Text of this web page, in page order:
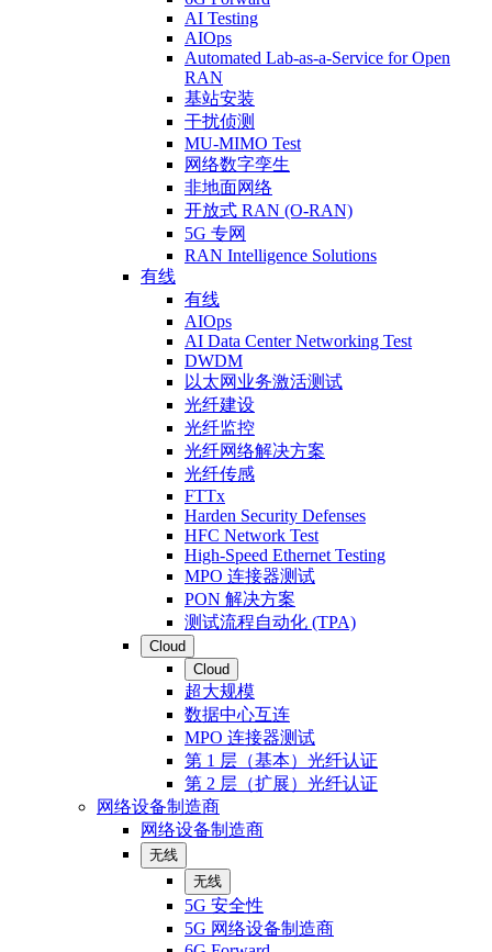
AI Testing
AIOps
Automated Lab-as-a-Service for Open
RAN
基站安装
干扰侦测
MU-MIMO Test
网络数字孪生
非地面网络
开放式 RAN (O-RAN)
5G 专网
RAN Intelligence Solutions
有线
有线
AIOps
AI Data Center Networking Test
DWDM
以太网业务激活测试
光纤建设
光纤监控
光纤网络解决方案
光纤传感
FTTx
Harden Security Defenses
HFC Network Test
High-Speed Ethernet Testing
MPO 连接器测试
PON 解决方案
测试流程自动化 (TPA)
Cloud
Cloud
超大规模
数据中心互连
MPO 连接器测试
第 1 层（基本）光纤认证
第 2 层（扩展）光纤认证
网络设备制造商
网络设备制造商
无线
无线
5G 安全性
5G 网络设备制造商